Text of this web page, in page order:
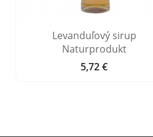
Levanduľový sirup
Naturprodukt
Cena
5,72 €